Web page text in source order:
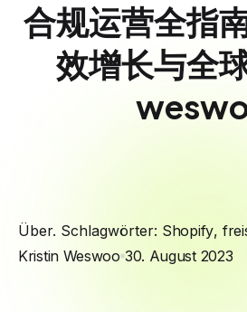
合规运营全指
效增长与全
Über. Schlagwörter: Shopify,
Kristin Weswoo 30. August 2023